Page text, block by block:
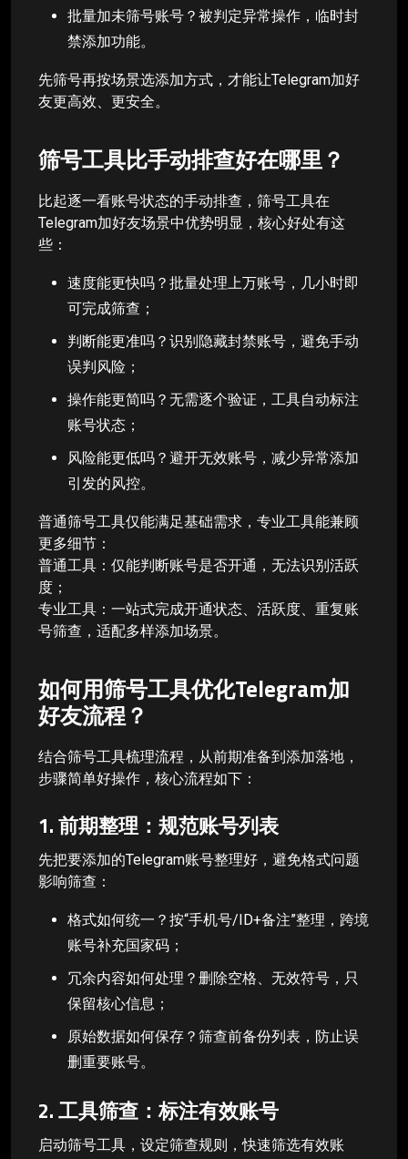
批量加未筛号账号？被判定异常操作，临时封
禁添加功能。
先筛号再按场景选添加方式，才能让Telegram加好
友更高效、更安全。
筛号工具比手动排查好在哪里？
比起逐一看账号状态的手动排查，筛号工具在
Telegram加好友场景中优势明显，核心好处有这
些：
速度能更快吗？批量处理上万账号，几小时即
可完成筛查；
判断能更准吗？识别隐藏封禁账号，避免手动
误判风险；
操作能更简吗？无需逐个验证，工具自动标注
账号状态；
风险能更低吗？避开无效账号，减少异常添加
引发的风控。
普通筛号工具仅能满足基础需求，专业工具能兼顾
更多细节：
普通工具：仅能判断账号是否开通，无法识别活跃
度；
专业工具：一站式完成开通状态、活跃度、重复账
号筛查，适配多样添加场景。
如何用筛号工具优化Telegram加
好友流程？
结合筛号工具梳理流程，从前期准备到添加落地，
步骤简单好操作，核心流程如下：
1. 前期整理：规范账号列表
先把要添加的Telegram账号整理好，避免格式问题
影响筛查：
格式如何统一？按“手机号/ID+备注”整理，跨境
账号补充国家码；
冗余内容如何处理？删除空格、无效符号，只
保留核心信息；
原始数据如何保存？筛查前备份列表，防止误
删重要账号。
2. 工具筛查：标注有效账号
启动筛号工具，设定筛查规则，快速筛选有效账